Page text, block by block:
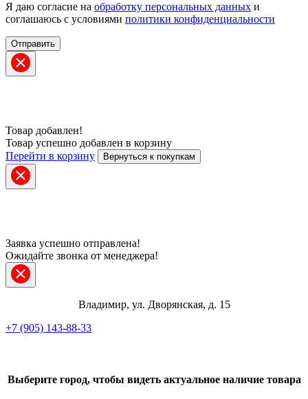
ВКонтакте
Я даю согласие на обработку персональных данных и
соглашаюсь с условиями политики конфиденциальности
Отправить
Товар добавлен!
Товар успешно добавлен в корзину
Перейти в корзину
Вернуться к покупкам
Заявка успешно отправлена!
Ожидайте звонка от менеджера!
Владимир, ул. Дворянская, д. 15
+7 (905) 143-88-33
Выберите город, чтобы видеть актуальное наличие товара